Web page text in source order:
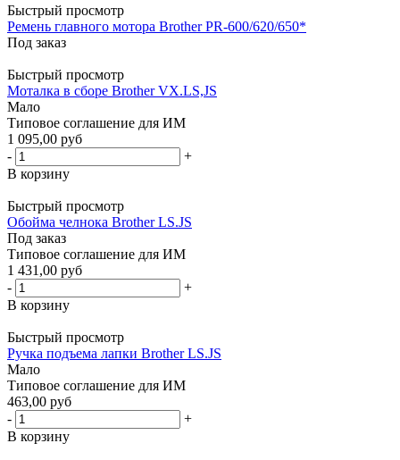
Быстрый просмотр
Ремень главного мотора Brother PR-600/620/650*
Под заказ
Быстрый просмотр
Моталка в сборе Brother VX.LS,JS
Мало
Типовое соглашение для ИМ
1 095,00 руб
-
+
В корзину
Быстрый просмотр
Обойма челнока Brother LS.JS
Под заказ
Типовое соглашение для ИМ
1 431,00 руб
-
+
В корзину
Быстрый просмотр
Ручка подъема лапки Brother LS.JS
Мало
Типовое соглашение для ИМ
463,00 руб
-
+
В корзину